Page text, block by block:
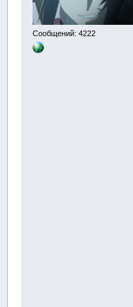
Сообщений: 4222